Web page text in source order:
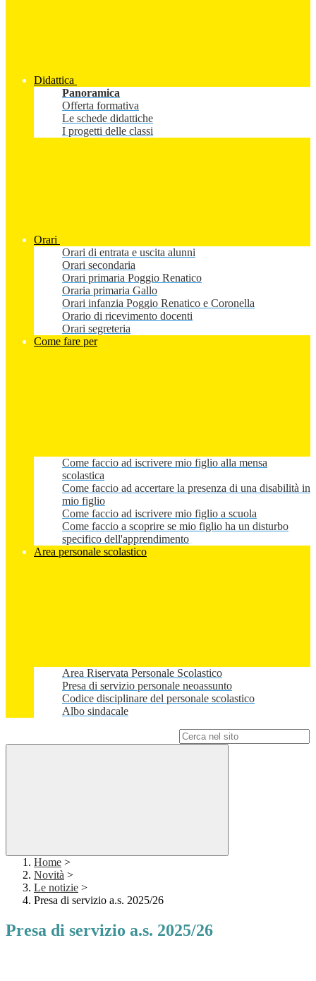
Didattica
Panoramica
Offerta formativa
Le schede didattiche
I progetti delle classi
Orari
Orari di entrata e uscita alunni
Orari secondaria
Orari primaria Poggio Renatico
Oraria primaria Gallo
Orari infanzia Poggio Renatico e Coronella
Orario di ricevimento docenti
Orari segreteria
Come fare per
Come faccio ad iscrivere mio figlio alla mensa
scolastica
Come faccio ad accertare la presenza di una disabilità in
mio figlio
Come faccio ad iscrivere mio figlio a scuola
Come faccio a scoprire se mio figlio ha un disturbo
specifico dell'apprendimento
Area personale scolastico
Area Riservata Personale Scolastico
Presa di servizio personale neoassunto
Codice disciplinare del personale scolastico
Albo sindacale
Home >
Novità >
Le notizie >
Presa di servizio a.s. 2025/26
Presa di servizio a.s. 2025/26